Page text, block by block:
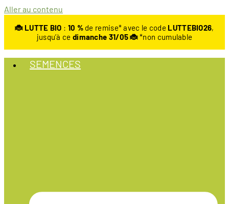
Aller au contenu
🐞 LUTTE BIO : 10 %de remise* avec le code LUTTEBIO26,
jusqu’à ce dimanche 31/05 🐞*non cumulable
SEMENCES